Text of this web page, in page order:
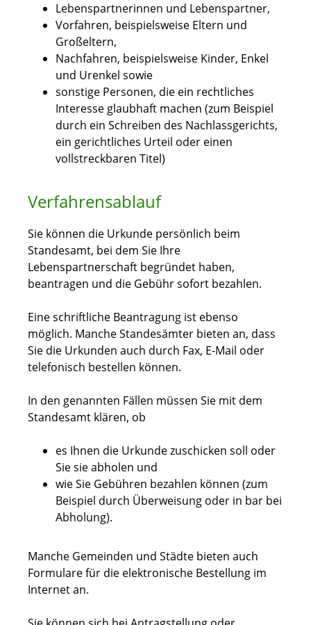
Lebenspartnerinnen und Lebenspartner,
Vorfahren, beispielsweise Eltern und
Großeltern,
Nachfahren, beispielsweise Kinder, Enkel
und Urenkel sowie
sonstige Personen, die ein rechtliches
Interesse glaubhaft machen (zum Beispiel
durch ein Schreiben des Nachlassgerichts,
ein gerichtliches Urteil oder einen
vollstreckbaren Titel)
Verfahrensablauf
Sie können die Urkunde persönlich beim
Standesamt, bei dem Sie Ihre
Lebenspartnerschaft begründet haben,
beantragen und die Gebühr sofort bezahlen.
Eine schriftliche Beantragung ist ebenso
möglich. Manche Standesämter bieten an, dass
Sie die Urkunden auch durch Fax, E-Mail oder
telefonisch bestellen können.
In den genannten Fällen müssen Sie mit dem
Standesamt klären, ob
es Ihnen die Urkunde zuschicken soll oder
Sie sie abholen und
wie Sie Gebühren bezahlen können (zum
Beispiel durch Überweisung oder in bar bei
Abholung).
Manche Gemeinden und Städte bieten auch
Formulare für die elektronische Bestellung im
Internet an.